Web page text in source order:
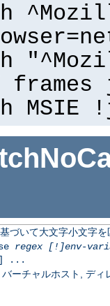
づいて大文字小文字
regex [!]env-
...
ーチャルホスト, ディ